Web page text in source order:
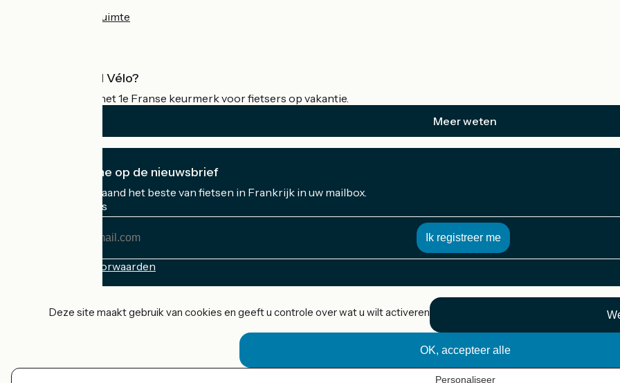
Professionele ruimte
Wat is Accueil Vélo?
Accueil Vélo is het 1e Franse keurmerk voor fietsers op vakantie.
Meer weten
Ik abonneer me op de nieuwsbrief
Ontvang elke maand het beste van fietsen in Frankrijk in uw mailbox.
Mijn e-mailadres
Inschrijvingsvoorwaarden
Contact
Deze site maakt gebruik van cookies en geeft u controle over wat u wilt activeren
OK, accepteer alle
Personaliseer